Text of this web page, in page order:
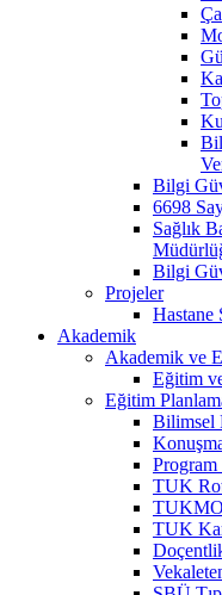
Bilgi
6698
Sağlık
Bilgi
Projeler
Hastane
Akademik
Akademik ve
Eğitim
Eğitim
Bilimsel
TUK
TUK